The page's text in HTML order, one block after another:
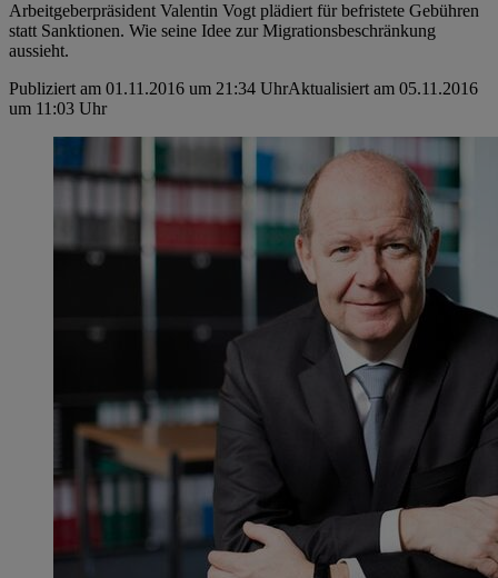
Arbeitgeberpräsident Valentin Vogt plädiert für ­befristete Gebühren
statt Sanktionen. Wie seine Idee zur Migrationsbeschränkung
aussieht.
Publiziert am 01.11.2016 um 21:34 UhrAktualisiert am 05.11.2016
um 11:03 Uhr